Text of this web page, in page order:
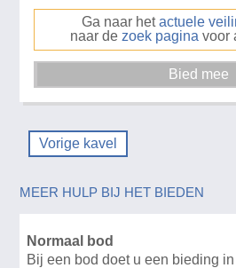
Ga naar hetactuele
naar de zoek pagina voor
Vorige kavel
MEER HULP BIJ HET BIEDEN
Normaal bod
Bij een bod doet u een bieding